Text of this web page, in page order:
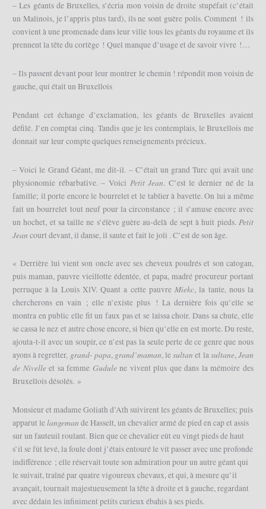
– Les géants de Bruxelles, s’écria mon voisin de droite stupéfait (c’était
un Malinois, je l’appris plus tard), ils ne sont guère polis. Comment ! ils
convient à une promenade dans leur ville tous les géants du royaume et ils
prennent la tête du cortège ! Quel manque d’usage et de savoir vivre !…
– Ils passent devant pour leur montrer le chemin ! répondit mon voisin de
gauche, qui était un Bruxellois
Pendant cet échange d’exclamation, les géants de Bruxelles avaient
défilé. J’en comptai cinq. Tandis que je les contemplais, le Bruxellois me
donnait sur leur compte quelques renseignements précieux.
– Voici le Grand Géant, me dit-il. – C’était un grand Turc qui avait une
physionomie rébarbative. – Voici Petit Jean. C’est le dernier né de la
famille; il porte encore le bourrelet et le tablier à bavette. On lui a même
fait un bourrelet tout neuf pour la circonstance ; il s’amuse encore avec
un hochet, et sa taille ne s’élève guère au-delà de sept à huit pieds. Petit
Jean court devant, il danse, il saute et fait le joli . C’est de son âge.
« Derrière lui vient son oncle avec ses cheveux poudrés et son catogan,
puis maman, pauvre vieillotte édentée, et papa, madré procureur portant
perruque à la Louis XlV. Quant a cette pauvreMiekc, la tante, nous la
chercherons en vain ; elle n’existe plus ! La dernière fois qu’elle se
montra en public elle fit un faux pas et se laissa choir. Dans sa chute, elle
se cassa le nez et autre chose encore, si bien qu’elle en est morte. Du reste,
ajouta-t-il avec un soupir, ce n’est pas la seule perte de ce genre que nous
ayons à regretter, grand- papa, grand’maman, lesultan et lasultane,Jean
de Nivelleet sa femme Gudulene vivent plus que dans la mémoire des
Bruxellois désolés. »
Monsieur et madame Goliath d’Ath suivirent les géants de Bruxelles; puis
apparut lelangeman de Hasselt, un chevalier armé de pied en cap et assis
sur un fauteuil roulant. Bien que ce chevalier eût eu vingt pieds de haut
s’il se fût levé, la foule dont j’étais entouré le vit passer avec une profonde
indifférence ; elle réservait toute son admiration pour un autre géant qui
le suivait, traîné par quatre vigoureux chevaux, et qui, à mesure qu’il
avançait, tournait majestueusement la tête à droite et à gauche, regardant
avec dédain les infiniment petits curieux ébahis à ses pieds.